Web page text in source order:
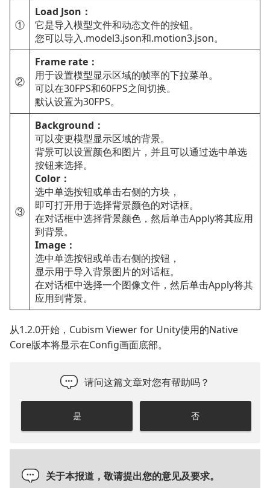
①
Load Json：
它是导入模型文件和动态文件的按钮。
您可以导入.model3.json和.motion3.json。
②
Frame rate：
用于设置模型显示区域的帧率的下拉菜单。
可以在30FPS和60FPS之间切换。
默认设置为30FPS。
③
Background：
可以变更模型显示区域的背景。
背景可以设置颜色和图片，并且可以通过选中单选
按钮来选择。
Color：
选中单选按钮或单击右侧的方块，
即可打开用于选择背景颜色的对话框。
在对话框中选择背景颜色，然后单击Apply将其应用
到背景。
Image：
选中单选按钮或单击右侧的按钮，
显示用于导入背景图片的对话框。
在对话框中选择一个图像文件，然后单击Apply将其
应用到背景。
从1.2.0开始，Cubism Viewer for Unity使用的Native
Core版本将显示在Config画面底部。
请问这篇文章对您有帮助吗？
是 否
关于本报道，敬请提出您的意见及要求。